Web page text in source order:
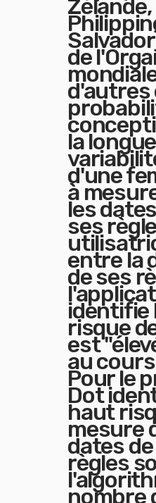
de
d'autres
la
d'une
à
les
ses
entre la
de ses
identifie
risque
est
au
Pour le
Dot
haut
mesure
dates
règles
nombre